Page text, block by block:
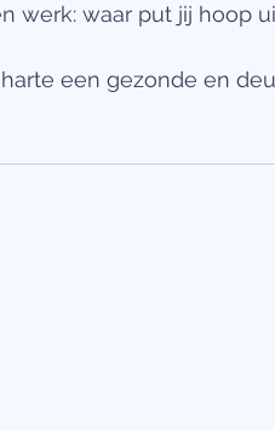
werk: waar put jij hoop
een gezonde en